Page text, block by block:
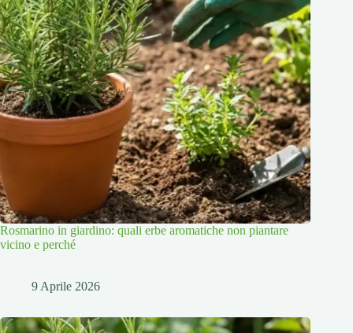
Rosmarino in giardino: quali erbe aromatiche non piantare
vicino e perché
9 Aprile 2026